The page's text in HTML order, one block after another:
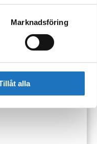
Marknadsföring
alla
påverka dig